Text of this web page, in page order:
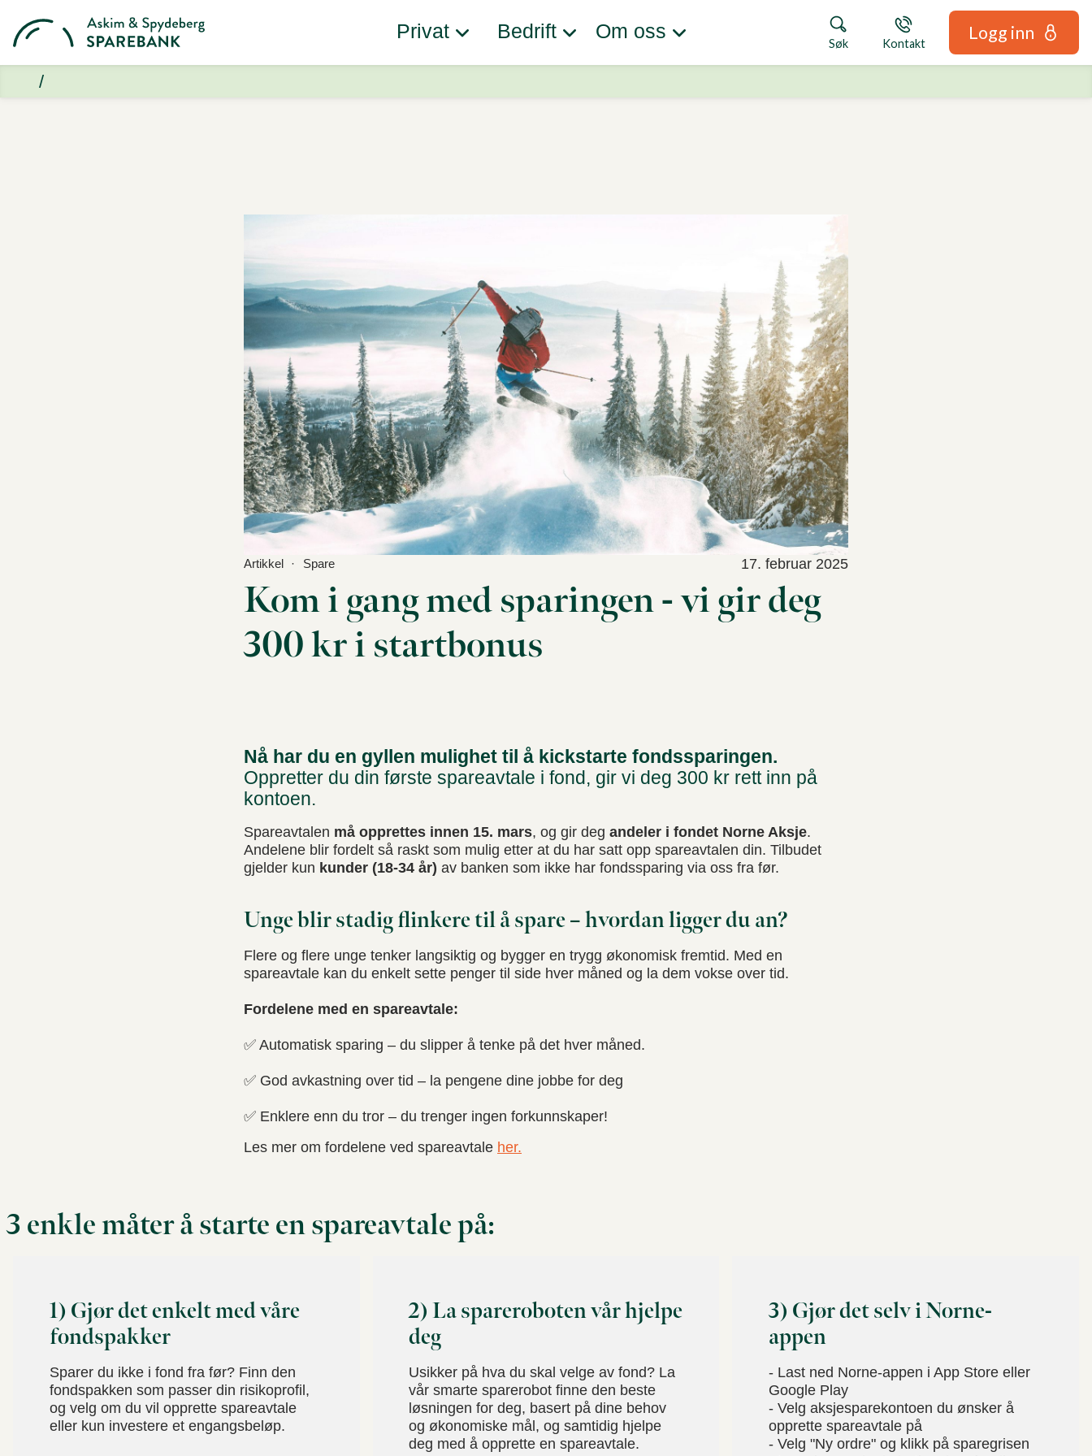
Privat Bedrift Om oss
Søk Kontakt
Logg inn
Artikkel Spare
Kom i gang med sparingen - vi gir deg
300 kr i startbonus
17. februar 2025
Nå har du en gyllen mulighet til å kickstarte fondssparingen.
Oppretter du din første spareavtale i fond, gir vi deg 300 kr rett inn på
kontoen.
Spareavtalen må opprettes innen 15. mars, og gir deg andeler i fondet Norne Aksje.
Andelene blir fordelt så raskt som mulig etter at du har satt opp spareavtalen din. Tilbudet
gjelder kun kunder (18-34 år) av banken som ikke har fondssparing via oss fra før.
Unge blir stadig flinkere til å spare – hvordan ligger du an?
Flere og flere unge tenker langsiktig og bygger en trygg økonomisk fremtid. Med en
spareavtale kan du enkelt sette penger til side hver måned og la dem vokse over tid.
Fordelene med en spareavtale:
✅ Automatisk sparing – du slipper å tenke på det hver måned.
✅ God avkastning over tid – la pengene dine jobbe for deg
✅ Enklere enn du tror – du trenger ingen forkunnskaper!
Les mer om fordelene ved spareavtale her.
3 enkle måter å starte en spareavtale på:
1) Gjør det enkelt med våre
fondspakker
Sparer du ikke i fond fra før? Finn den
fondspakken som passer din risikoprofil,
og velg om du vil opprette spareavtale
eller kun investere et engangsbeløp.
2) La spareroboten vår hjelpe
deg
Usikker på hva du skal velge av fond? La
vår smarte sparerobot finne den beste
løsningen for deg, basert på dine behov
og økonomiske mål, og samtidig hjelpe
deg med å opprette en spareavtale.
3) Gjør det selv i Norne-
appen
- Last ned Norne-appen i App Store eller
Google Play
- Velg aksjesparekontoen du ønsker å
opprette spareavtale på
- Velg "Ny ordre" og klikk på sparegrisen